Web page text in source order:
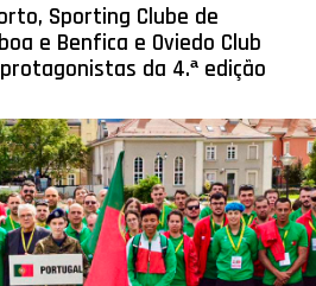
Sporting Clube de
e Benfica e Oviedo Club
da 4.ª edição